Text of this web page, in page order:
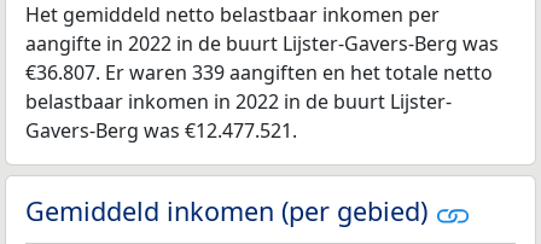
Het gemiddeld netto belastbaar inkomen per
aangifte in 2022 in de buurt Lijster-Gavers-Berg was
€36.807. Er waren 339 aangiften en het totale netto
belastbaar inkomen in 2022 in de buurt Lijster-
Gavers-Berg was €12.477.521.
Gemiddeld inkomen (per gebied)